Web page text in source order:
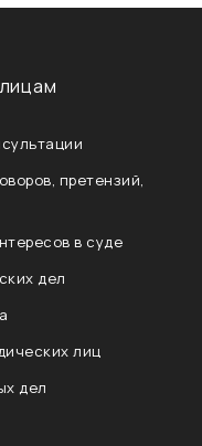
претензий,
в суде
дел
лиц
дел